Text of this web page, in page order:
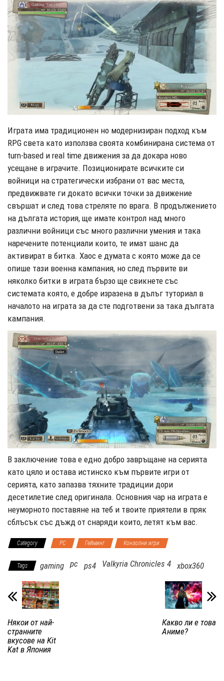
Играта има традиционен но модернизиран подход към
RPG света като използва своята комбинирана система от
turn-based и real time движения за да докара ново
усещане в играчите. Позиционирате всичките си
войници на стратегически избрани от вас места,
предвижвате ги докато всички точки за движение
свършат и след това стреляте по врага. В продължението
на дългата история, ще имате контрол над много
различни войници със много различни умения и така
наречените потенциали които, те имат шанс да
активират в битка. Хаос е думата с която може да се
опише тази военна кампания, но след първите ви
няколко битки в играта бързо ще свикнете със
системата която, е добре изразена в дълъг туториал в
началото на играта за да сте подготвени за така дългата
кампания.
В заключение това е едно добро завръщане на серията
като цяло и остава истинско към първите игри от
серията, като запазва тяхните традиции дори
десетилетие след оригинала. Основния чар на играта е
неуморното поставяне на теб и твоите приятели в пряк
сблъсък със дъжд от снаряди които, летят към вас.
Category PC Гейминг Конзолни игри
Tags gaming pc ps4 Valkyria Chronicles 4 xbox360
Някои от най-
странните
вкусове на Kit
Kat в Япония
Какво ли е това
Аниме?